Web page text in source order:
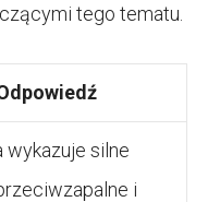
tego tematu.
wykazuje silne
i